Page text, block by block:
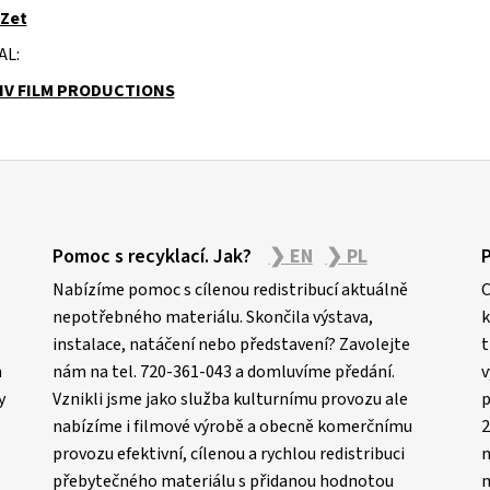
FILM PRODUCTIONS
Pomoc s recyklací. Jak? ❯ EN ❯ PL
Nabízíme pomoc s cílenou redistribucí aktuálně
nepotřebného materiálu. Skončila výstava,
instalace, natáčení nebo představení? Zavolejte
nám na tel. 720-361-043 a domluvíme předání.
Vznikli jsme jako služba kulturnímu provozu ale
nabízíme i filmové výrobě a obecně komerčnímu
provozu efektivní, cílenou a rychlou redistribuci
přebytečného materiálu s přidanou hodnotou